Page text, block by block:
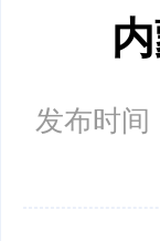
发布时间